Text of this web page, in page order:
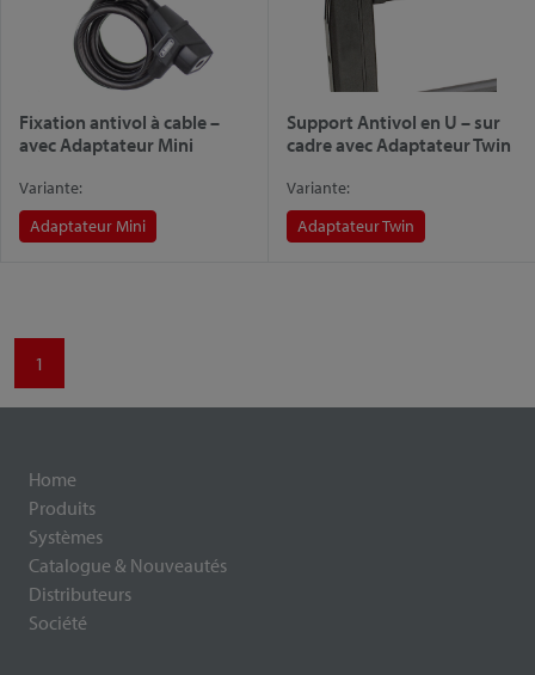
Fixation antivol à cable –
avec Adaptateur Mini
Variante:
Adaptateur Mini
Support Antivol en U – sur
cadre avec Adaptateur Twin
Variante:
Adaptateur Twin
1
Home
Produits
Systèmes
Catalogue & Nouveautés
Distributeurs
Société